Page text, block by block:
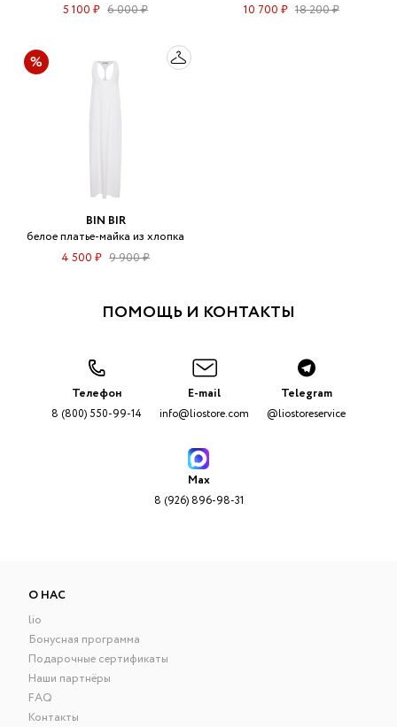
5 100 ₽ 6 000 ₽
10 700 ₽ 18 200 ₽
BIN BIR
белое платье-майка из хлопка
4 500 ₽ 9 900 ₽
ПОМОЩЬ И КОНТАКТЫ
Телефон
8 (800) 550-99-14
E-mail
info@liostore.com
Telegram
@liostoreservice
Max
8 (926) 896-98-31
О НАС
lio
Бонусная программа
Подарочные сертификаты
Наши партнёры
FAQ
Контакты